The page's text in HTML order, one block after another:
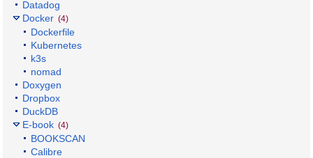
Datadog
Docker (4)
Dockerfile
Kubernetes
k3s
nomad
Doxygen
Dropbox
DuckDB
E-book (4)
BOOKSCAN
Calibre